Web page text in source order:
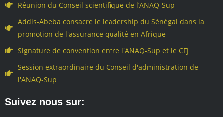
Réunion du Conseil scientifique de l’ANAQ-Sup
Addis-Abeba consacre le leadership du Sénégal dans la
promotion de l'assurance qualité en Afrique
Signature de convention entre l'ANAQ-Sup et le CFJ
Session extraordinaire du Conseil d'administration de
l'ANAQ-Sup
Suivez nous sur: